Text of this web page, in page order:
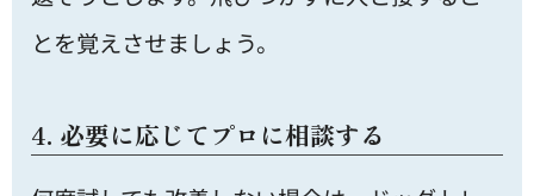
とを覚えさせましょう。
4. 必要に応じてプロに相談する